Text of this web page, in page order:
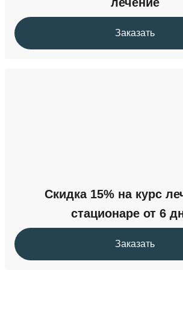
Заказать
Скидка 15% на курс
стационаре от 6
Заказать